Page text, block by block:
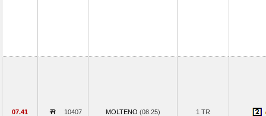
07.41 10407 MOLTENO (08.25) 1 TR